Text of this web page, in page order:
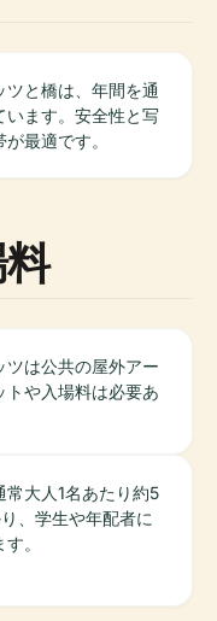
と橋は、年間を通
います。安全性と写
最適です。
ツは公共の屋外アー
トや入場料は必要あ
常大人1名あたり約5
、学生や年配者に
。